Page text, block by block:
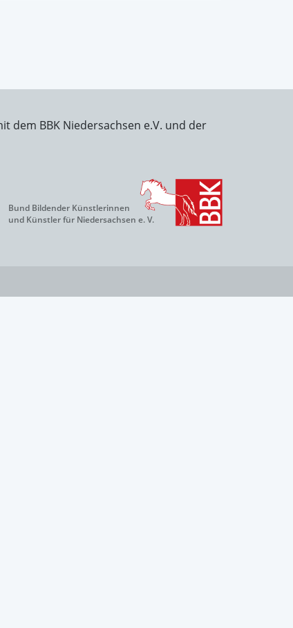
dem BBK Niedersachsen e.V. und der
Bund Bildender Künstlerinnen
und Künstler für Niedersachsen e. V.